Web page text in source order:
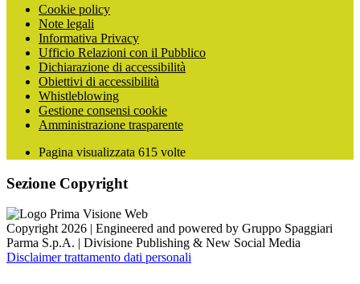
Cookie policy
Note legali
Informativa Privacy
Ufficio Relazioni con il Pubblico
Dichiarazione di accessibilità
Obiettivi di accessibilità
Whistleblowing
Gestione consensi cookie
Amministrazione trasparente
Pagina visualizzata 615 volte
Sezione Copyright
Copyright 2026 | Engineered and powered by Gruppo Spaggiari
Parma S.p.A. | Divisione Publishing & New Social Media
Disclaimer trattamento dati personali